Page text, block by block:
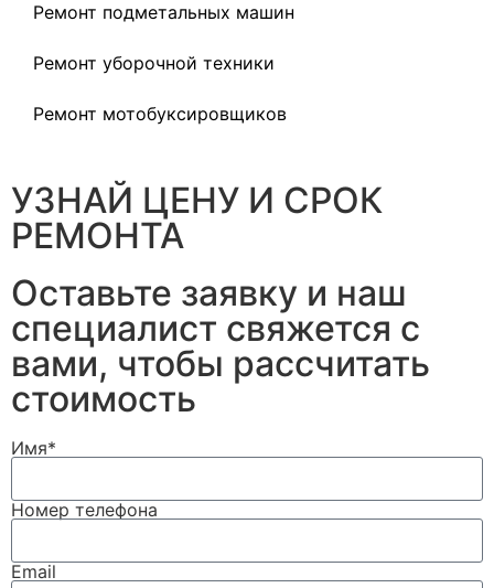
Ремонт подметальных машин
Ремонт уборочной техники
Ремонт мотобуксировщиков
УЗНАЙ ЦЕНУ И СРОК
РЕМОНТА
Оставьте заявку и наш
специалист свяжется с
вами, чтобы рассчитать
стоимость
Имя*
Номер телефона
Email